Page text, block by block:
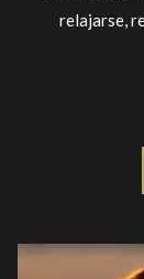
relajarse,